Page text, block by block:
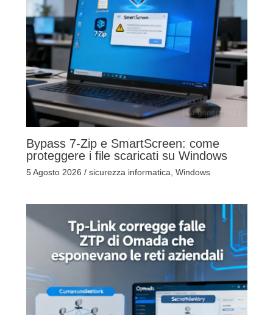
Bypass 7-Zip e SmartScreen: come
proteggere i file scaricati su Windows
5 Agosto 2026 / sicurezza informatica Windows